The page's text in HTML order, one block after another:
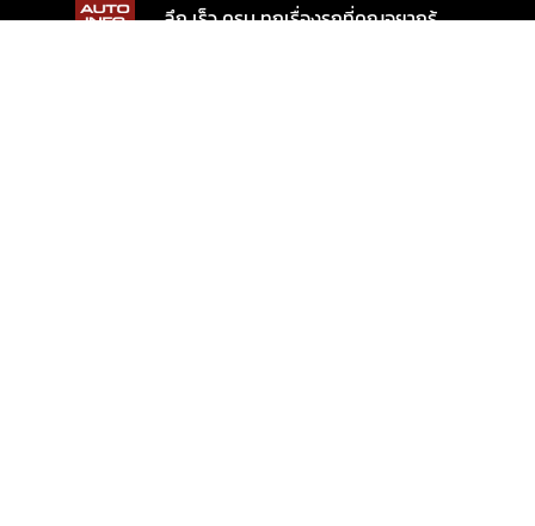
ลึก เร็ว ครบ ทุกเรื่องรถที่คุณอยากรู้